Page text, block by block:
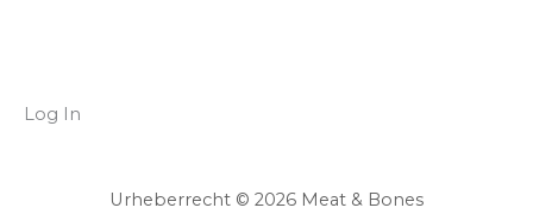
Log In
Urheberrecht © 2026 Meat & Bones